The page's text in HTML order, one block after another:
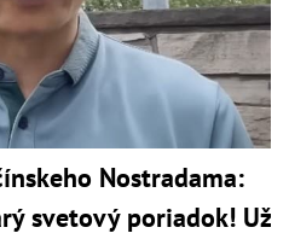
Nostradama:
svetový poriadok! Už